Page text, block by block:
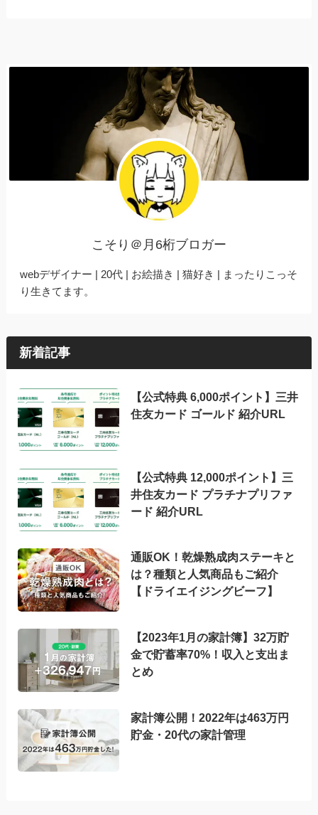
こそり＠月6桁ブロガー
webデザイナー | 20代 | お絵描き | 猫好き | まったりこっそ
り生きてます。
新着記事
【公式特典 6,000ポイント】三井
住友カード ゴールド 紹介URL
【公式特典 12,000ポイント】三
井住友カード プラチナプリファ
ード 紹介URL
通販OK！乾燥熟成肉ステーキと
は？種類と人気商品もご紹介
【ドライエイジングビーフ】
【2023年1月の家計簿】32万貯
金で貯蓄率70%！収入と支出ま
とめ
家計簿公開！2022年は463万円
貯金・20代の家計管理